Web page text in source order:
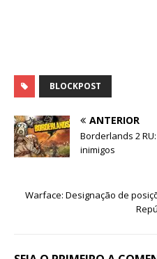
BLOCKPOST
ANTERIOR
Borderlands 2
inimigos
Warface: Designação de